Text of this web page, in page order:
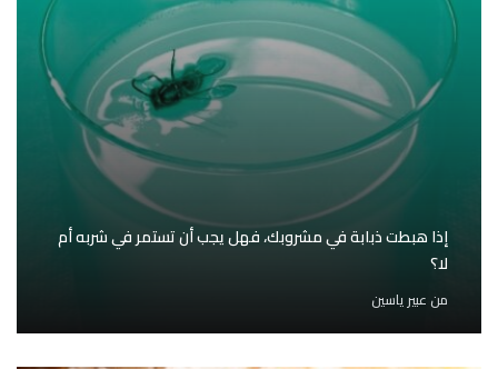
إذا هبطت ذبابة في مشروبك، فهل يجب أن تستمر في شربه أم
لا؟
من عبير ياسين